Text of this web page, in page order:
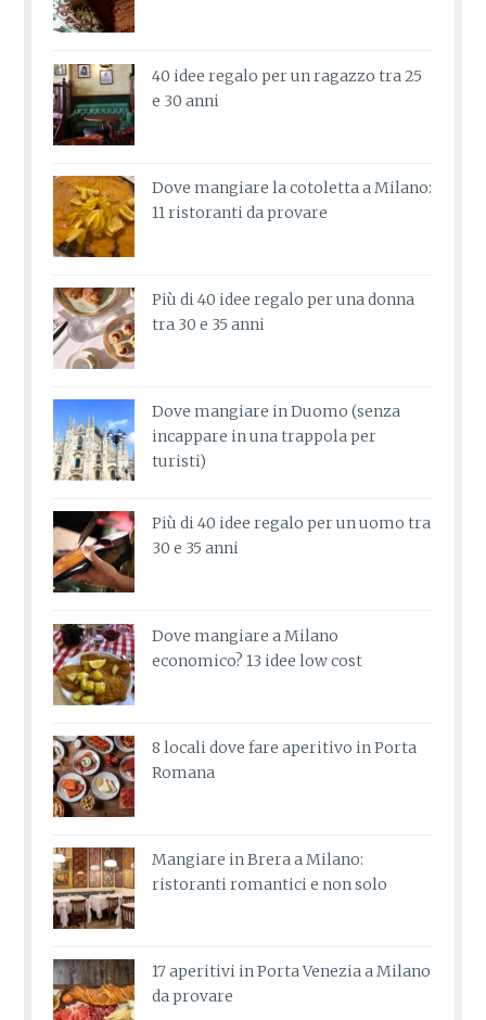
40 idee regalo per un ragazzo tra 25
e 30 anni
Dove mangiare la cotoletta a Milano:
11 ristoranti da provare
Più di 40 idee regalo per una donna
tra 30 e 35 anni
Dove mangiare in Duomo (senza
incappare in una trappola per
turisti)
Più di 40 idee regalo per un uomo tra
30 e 35 anni
Dove mangiare a Milano
economico? 13 idee low cost
8 locali dove fare aperitivo in Porta
Romana
Mangiare in Brera a Milano:
ristoranti romantici e non solo
17 aperitivi in Porta Venezia a Milano
da provare